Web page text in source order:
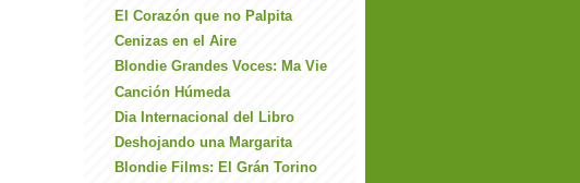
El Corazón que no Palpita
Cenizas en el Aire
Blondie Grandes Voces: Ma Vie
Canción Húmeda
Dia Internacional del Libro
Deshojando una Margarita
Blondie Films: El Grán Torino